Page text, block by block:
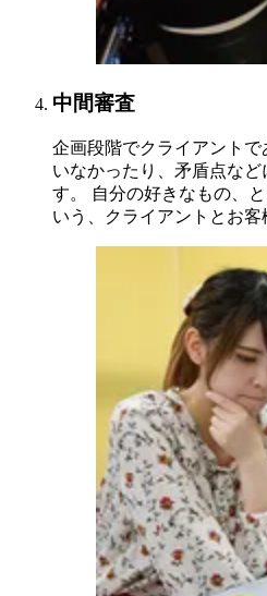
中間審査
企画段階でクライアント
いなかったり、矛盾点な
す。 自分の好きなもの、
いう、クライアントとお客